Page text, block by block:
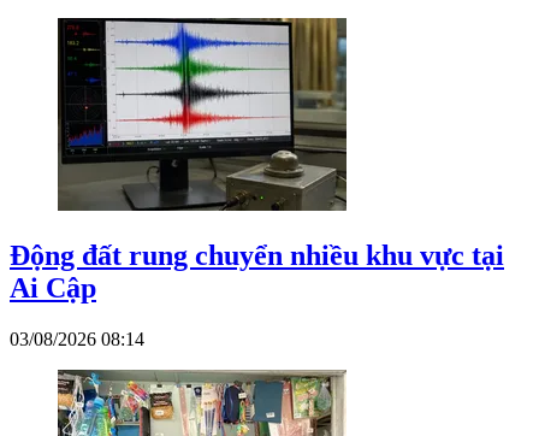
Động đất rung chuyển nhiều khu vực tại
Ai Cập
03/08/2026 08:14